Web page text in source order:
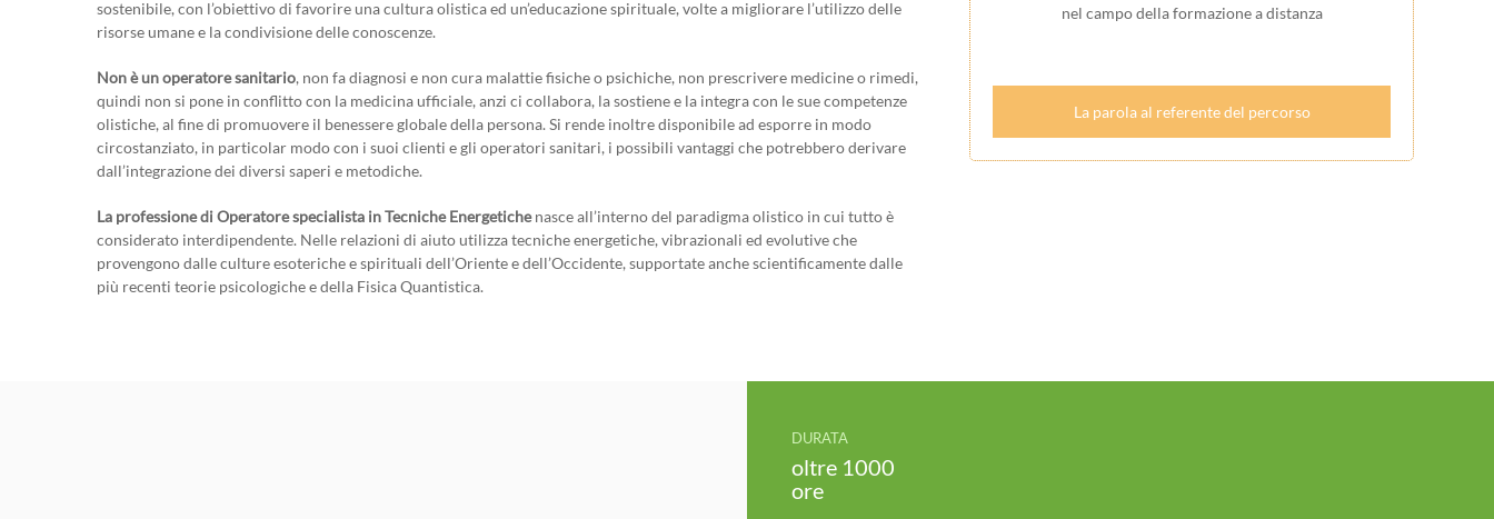
sostenibile, con l’obiettivo di favorire una cultura olistica ed un’educazione spirituale, volte a migliorare l’utilizzo delle
risorse umane e la condivisione delle conoscenze.
Non è un operatore sanitario, non fa diagnosi e non cura malattie fisiche o psichiche, non prescrivere medicine o rimedi,
quindi non si pone in conflitto con la medicina ufficiale, anzi ci collabora, la sostiene e la integra con le sue competenze
olistiche, al fine di promuovere il benessere globale della persona. Si rende inoltre disponibile ad esporre in modo
circostanziato, in particolar modo con i suoi clienti e gli operatori sanitari, i possibili vantaggi che potrebbero derivare
dall’integrazione dei diversi saperi e metodiche.
La professione di Operatore specialista in Tecniche Energetichenasce all’interno del paradigma olistico in cui tutto è
considerato interdipendente. Nelle relazioni di aiuto utilizza tecniche energetiche, vibrazionali ed evolutive che
provengono dalle culture esoteriche e spirituali dell’Oriente e dell’Occidente, supportate anche scientificamente dalle
più recenti teorie psicologiche e della Fisica Quantistica.
nel campo della formazione a distanza
La parola al referente del percorso
DURATA
oltre 1000
ore